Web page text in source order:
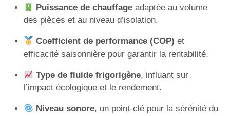
Puissance de chauffageadaptée au volume
des pièces et au niveau d’isolation.
Coefficient de performance (COP) et
efficacité saisonnière pour garantir la rentabilité.
Type de fluide frigorigène, influant sur
l’impact écologique et le rendement.
Niveau sonore, un point-clé pour la sérénité du